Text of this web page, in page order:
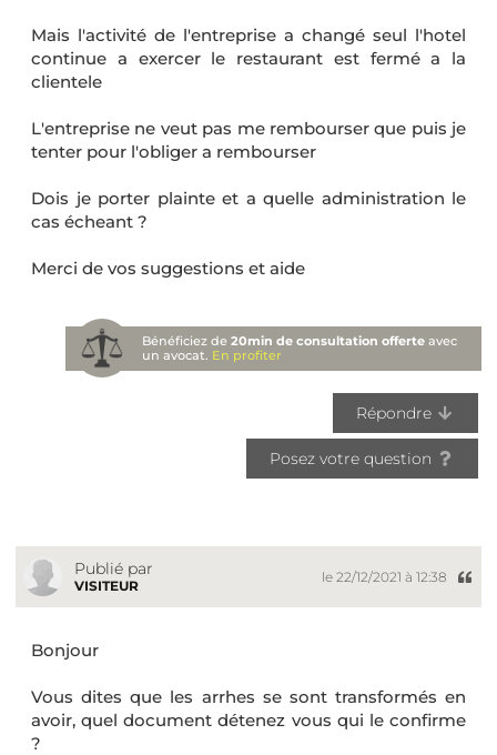
Mais l'activité de l'entreprise a changé seul l'hotel
continue a exercer le restaurant est fermé a la
clientele
L'entreprise ne veut pas me rembourser que puis je
tenter pour l'obliger a rembourser
Dois je porter plainte et a quelle administration le
cas écheant ?
Merci de vos suggestions et aide
Bénéficiez de20min de consultation offerte avec
un avocat. En profiter
Répondre
Posez votre question
Publié par
VISITEUR
le 22/12/2021 à 12:38
Bonjour
Vous dites que les arrhes se sont transformés en
avoir, quel document détenez vous qui le confirme
?